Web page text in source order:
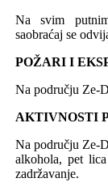
Na svim
saobraćaj se
POŽARI I
Na području Ze-
AKTIVNOSTI
Na području Ze-
alkohola, pet
zadržavanje.